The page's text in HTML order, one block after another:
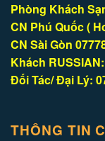
Phòng Khách
CN Phú Quốc (
CN Sài Gòn
Khách
Đối Tác/ Đại Lý:
THÔNG TIN